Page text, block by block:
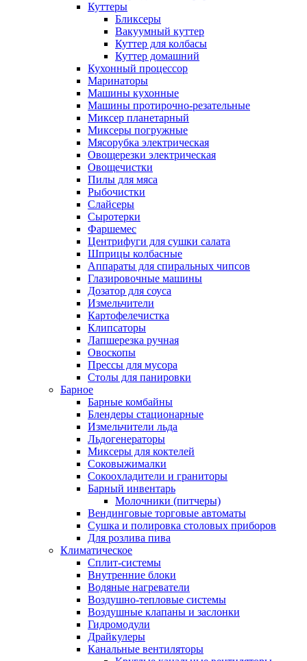
Куттеры
Бликсеры
Вакуумный куттер
Куттер для колбасы
Куттер домашний
Кухонный процессор
Маринаторы
Машины кухонные
Машины протирочно-резательные
Миксер планетарный
Миксеры погружные
Мясорубка электрическая
Овощерезки электрическая
Овощечистки
Пилы для мяса
Рыбочистки
Слайсеры
Сыротерки
Фаршемес
Центрифуги для сушки салата
Шприцы колбасные
Аппараты для спиральных чипсов
Глазировочные машины
Дозатор для соуса
Измельчители
Картофелечистка
Клипсаторы
Лапшерезка ручная
Овоскопы
Прессы для мусора
Столы для панировки
Барное
Барные комбайны
Блендеры стационарные
Измельчители льда
Льдогенераторы
Миксеры для коктелей
Соковыжималки
Сокоохладители и граниторы
Барный инвентарь
Молочники (питчеры)
Вендинговые торговые автоматы
Сушка и полировка столовых приборов
Для розлива пива
Климатическое
Сплит-системы
Внутренние блоки
Водяные нагреватели
Воздушно-тепловые системы
Воздушные клапаны и заслонки
Гидромодули
Драйкулеры
Канальные вентиляторы